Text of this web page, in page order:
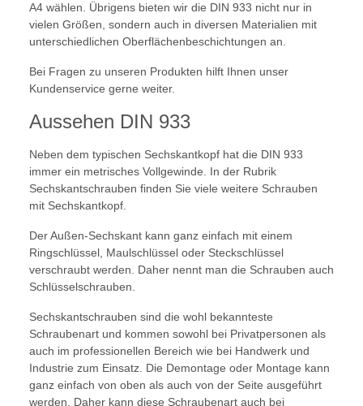
A4 wählen. Übrigens bieten wir die DIN 933 nicht nur in
vielen Größen, sondern auch in diversen Materialien mit
unterschiedlichen Oberflächenbeschichtungen an.
Bei Fragen zu unseren Produkten hilft Ihnen unser
Kundenservice gerne weiter.
Aussehen DIN 933
Neben dem typischen Sechskantkopf hat die DIN 933
immer ein metrisches Vollgewinde. In der Rubrik
Sechskantschrauben finden Sie viele weitere Schrauben
mit Sechskantkopf.
Der Außen-Sechskant kann ganz einfach mit einem
Ringschlüssel, Maulschlüssel oder Steckschlüssel
verschraubt werden. Daher nennt man die Schrauben auch
Schlüsselschrauben.
Sechskantschrauben sind die wohl bekannteste
Schraubenart und kommen sowohl bei Privatpersonen als
auch im professionellen Bereich wie bei Handwerk und
Industrie zum Einsatz. Die Demontage oder Montage kann
ganz einfach von oben als auch von der Seite ausgeführt
werden. Daher kann diese Schraubenart auch bei